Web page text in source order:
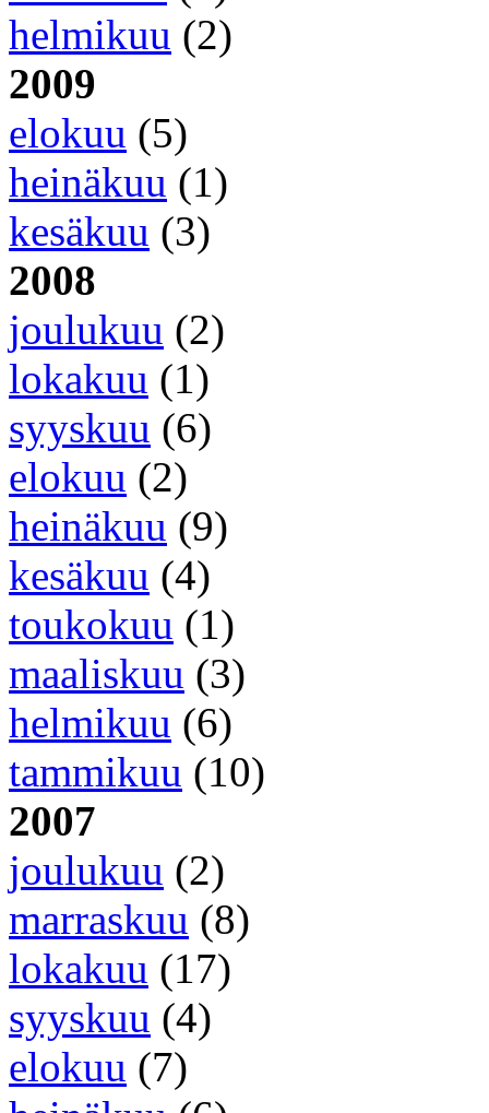
helmikuu (2)
2009
elokuu (5)
heinäkuu (1)
kesäkuu (3)
2008
joulukuu (2)
lokakuu (1)
syyskuu (6)
elokuu (2)
heinäkuu (9)
kesäkuu (4)
toukokuu (1)
maaliskuu (3)
helmikuu (6)
tammikuu (10)
2007
joulukuu (2)
marraskuu (8)
lokakuu (17)
syyskuu (4)
elokuu (7)